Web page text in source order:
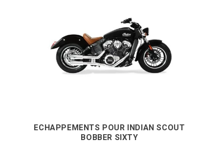
ECHAPPEMENTS POUR INDIAN SCOUT
BOBBER SIXTY